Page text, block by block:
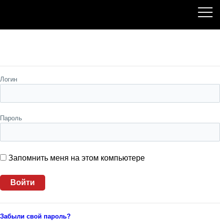
Логин
Пароль
Запомнить меня на этом компьютере
Забыли свой пароль?